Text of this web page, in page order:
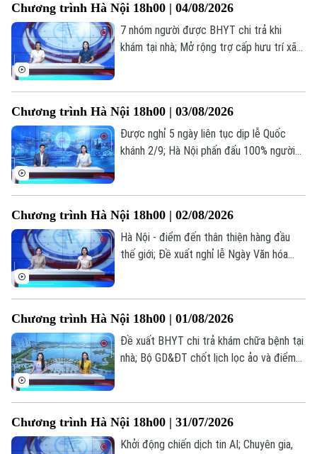
Công nghệ
Ẩm thực
Hồ sơ
Người Việt 4 phương
Tin tức
Cafe sáng
Tài chính Ngân hàng
Doanh nghiệp
Nhà đất
Tin tức
Đầu tư
Căn hộ
Đất đai
Kinh nghiệm
Tàu và Xe
Xe máy
Thị trường
Đánh giá
Giáo dục
Tin tức
Tuyển sinh
Hướng nghiệp
Văn hóa
Tin tức
Di tích
Sức khỏe
Y tế
Dinh dưỡng
Tư vấn sức khỏe
Thể thao
Bóng đá
Quần vợt
Golf
Giải trí
Tin tức
Sao
Điện ảnh
Thời trang
Âm nhạc
Chương trình Hà Nội 18h00 | 04/08/2026
7 nhóm người được BHYT chi trả khi
khám tại nhà; Mở rộng trợ cấp hưu trí xã
nay.
Chương trình Hà Nội 18h00 | 03/08/2026
Được nghỉ 5 ngày liên tục dịp lễ Quốc
khánh 2/9; Hà Nội phấn đấu 100% người
Chương trình Hà Nội 18h00 | 02/08/2026
Hà Nội - điểm đến thân thiện hàng đầu
thế giới; Đề xuất nghỉ lễ Ngày Văn hóa
bản tin hôm nay.
Chương trình Hà Nội 18h00 | 01/08/2026
Đề xuất BHYT chi trả khám chữa bệnh tại
nhà; Bộ GD&ĐT chốt lịch lọc ảo và điểm
Chương trình Hà Nội 18h00 | 31/07/2026
Khởi động chiến dịch tin AI; Chuyên gia,